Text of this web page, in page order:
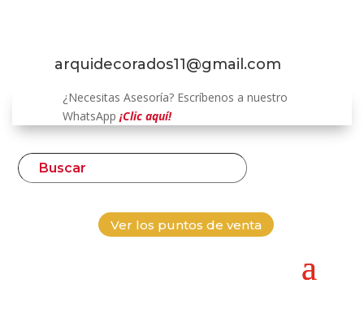
arquidecorados11@gmail.com
¿Necesitas Asesoría? Escríbenos a nuestro
WhatsApp ¡Clic aquí!
Ver los puntos de venta